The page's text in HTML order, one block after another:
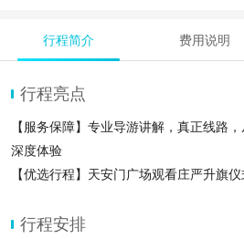
行程简介 费用说明
行程亮点
【服务保障】专业导游讲解，真正线路
深度体验
【优选行程】天安门广场观看庄严升旗仪
行程安排